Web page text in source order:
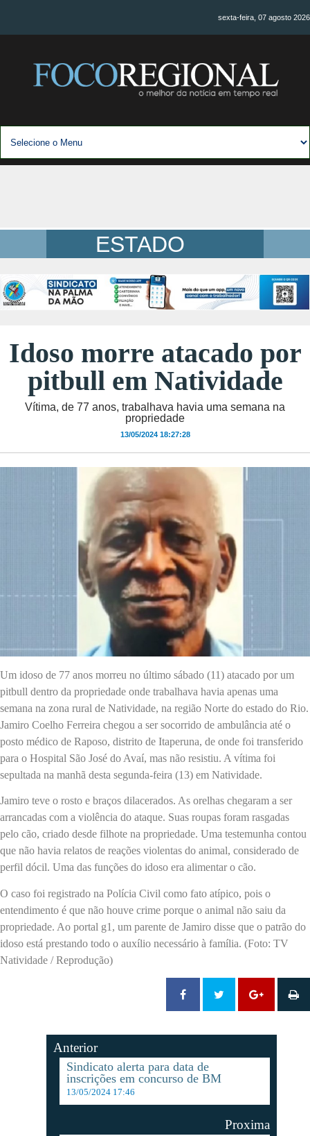
sexta-feira, 07 agosto 2026
ESTADO
Idoso morre atacado por
pitbull em Natividade
Vítima, de 77 anos, trabalhava havia uma semana na
propriedade
13/05/2024 18:27:28
Um idoso de 77 anos morreu no último sábado (11) atacado por um
pitbull dentro da propriedade onde trabalhava havia apenas uma
semana na zona rural de Natividade, na região Norte do estado do Rio.
Jamiro Coelho Ferreira chegou a ser socorrido de ambulância até o
posto médico de Raposo, distrito de Itaperuna, de onde foi transferido
para o Hospital São José do Avaí, mas não resistiu. A vítima foi
sepultada na manhã desta segunda-feira (13) em Natividade.
Jamiro teve o rosto e braços dilacerados. As orelhas chegaram a ser
arrancadas com a violência do ataque. Suas roupas foram rasgadas
pelo cão, criado desde filhote na propriedade. Uma testemunha contou
que não havia relatos de reações violentas do animal, considerado de
perfil dócil. Uma das funções do idoso era alimentar o cão.
O caso foi registrado na Polícia Civil como fato atípico, pois o
entendimento é que não houve crime porque o animal não saiu da
propriedade. Ao portal g1, um parente de Jamiro disse que o patrão do
idoso está prestando todo o auxílio necessário à família. (Foto: TV
Natividade / Reprodução)
Anterior
Sindicato alerta para data de
inscrições em concurso de BM
13/05/2024 17:46
Proxima